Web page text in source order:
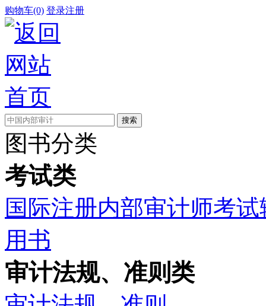
购物车(0) 登录注册
图书分类
考试类
国际注册内部审计师考
用书
审计法规、准则类